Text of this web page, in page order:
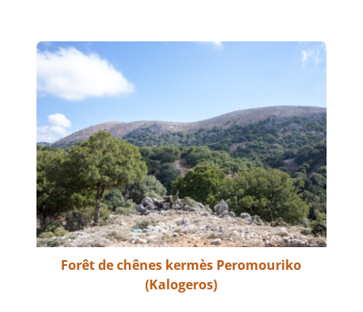
Forêt de chênes kermès Peromouriko
(Kalogeros)